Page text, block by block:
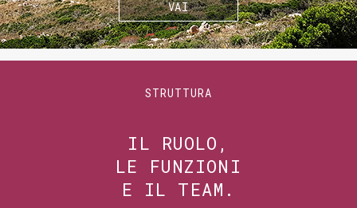
VAI
STRUTTURA
IL RUOLO,
LE FUNZIONI
E IL TEAM.